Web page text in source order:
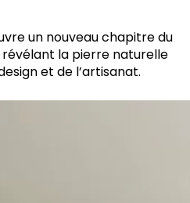
un nouveau chapitre du
révélant la pierre naturelle
et de l’artisanat.